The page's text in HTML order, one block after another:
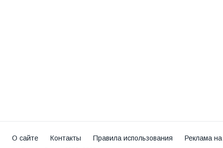
О сайте Контакты Правила использования Реклама